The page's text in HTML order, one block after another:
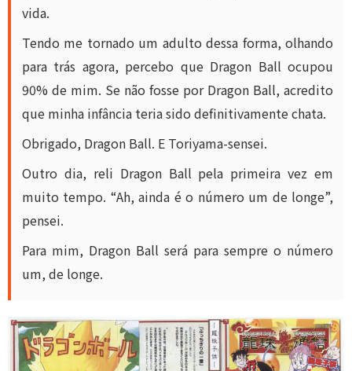
vida.
Tendo me tornado um adulto dessa forma, olhando
para trás agora, percebo que Dragon Ball ocupou
90% de mim. Se não fosse por Dragon Ball, acredito
que minha infância teria sido definitivamente chata.
Obrigado, Dragon Ball. E Toriyama-sensei.
Outro dia, reli Dragon Ball pela primeira vez em
muito tempo. “Ah, ainda é o número um de longe”,
pensei.
Para mim, Dragon Ball será para sempre o número
um, de longe.